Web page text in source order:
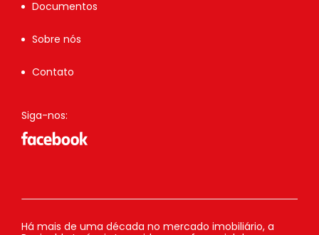
Documentos
Sobre nós
Contato
Siga-nos:
Há mais de uma década no mercado imobiliário, a